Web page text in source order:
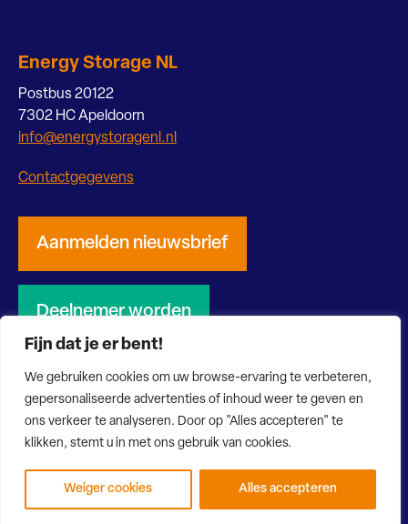
Fijn dat je er bent!
We gebruiken cookies om uw browse-ervaring te verbeteren,
gepersonaliseerde advertenties of inhoud weer te geven en
ons verkeer te analyseren. Door op "Alles accepteren" te
klikken, stemt u in met ons gebruik van cookies.
Weiger cookies Alles accepteren
Energy Storage NL
Postbus 20122
7302 HC Apeldoorn
info@energystoragenl.nl
Contactgegevens
Aanmelden nieuwsbrief
Deelnemer worden
© 2026 Energy Storage NL Privacy verklaring